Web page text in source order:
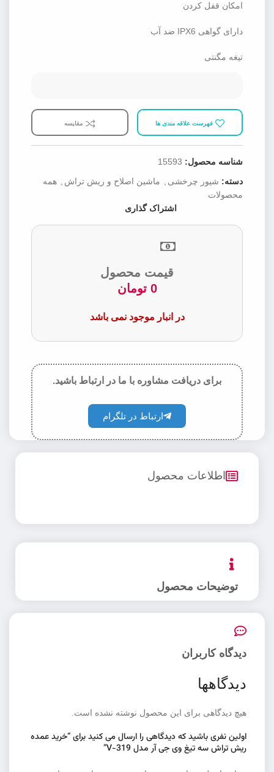
امکان قفل کردن
دارای گواهی IPX6 ضد آب
تیغه مگنتی
فهرست علاقه مندی ها مقایسه
شناسه محصول: 15593
دسته: شیور چرخشی , ماشین اصلاح و ریش تراش , همه
محصولات
اشتراک گذاری
قیمت محصول
0 تومان
در انبار موجود نمی باشد
برای دریافت مشاوره با ما در ارتباط باشید.
ارتباط در تلگرام
توضیحات محصول
اطلاعات محصول
دیدگاه کاربران
دیدگاهها
هیچ دیدگاهی برای این محصول نوشته نشده است.
اولین نفری باشید که دیدگاهی را ارسال می کنید برای “خرید عمده
ریش تراش سه تیغ وی جی آر مدل V-319”